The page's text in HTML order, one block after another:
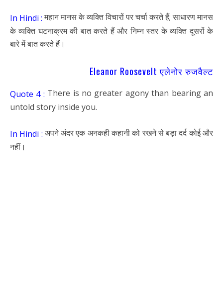
In Hindi :महान मानस के व्यक्ति विचारों पर चर्चा करते हैं; साधारण मानस
के व्यक्ति घटनाक्रम की बात करते हैं और निम्न स्तर के व्यक्ति दूसरों के
बारे में बात करते हैं।
Eleanor Roosevelt एलेनोर रुजवैल्ट
Quote 4 : There is no greater agony than bearing an
untold story inside you.
In Hindi : अपने अंदर एक अनकही कहानी को रखने से बड़ा दर्द कोई और
नहीं।